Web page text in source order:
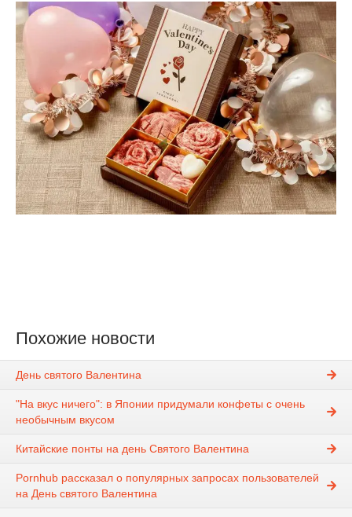
Похожие новости
День святого Валентина
"На вкус ничего": в Японии придумали конфеты с очень
необычным вкусом
Китайские понты на день Святого Валентина
Pornhub рассказал о популярных запросах пользователей
на День святого Валентина